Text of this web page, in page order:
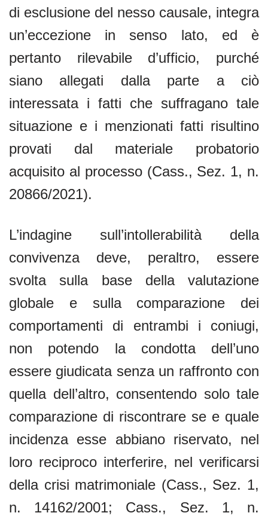
di esclusione del nesso causale, integra
un’eccezione in senso lato, ed è
pertanto rilevabile d’ufficio, purché
siano allegati dalla parte a ciò
interessata i fatti che suffragano tale
situazione e i menzionati fatti risultino
provati dal materiale probatorio
acquisito al processo (Cass., Sez. 1, n.
20866/2021).
L’indagine sull’intollerabilità della
convivenza deve, peraltro, essere
svolta sulla base della valutazione
globale e sulla comparazione dei
comportamenti di entrambi i coniugi,
non potendo la condotta dell’uno
essere giudicata senza un raffronto con
quella dell’altro, consentendo solo tale
comparazione di riscontrare se e quale
incidenza esse abbiano riservato, nel
loro reciproco interferire, nel verificarsi
della crisi matrimoniale (Cass., Sez. 1,
n. 14162/2001; Cass., Sez. 1, n.